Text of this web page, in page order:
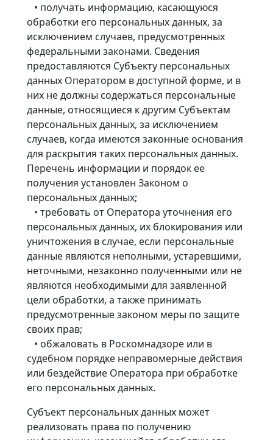
• получать информацию, касающуюся
обработки его персональных данных, за
исключением случаев, предусмотренных
федеральными законами. Сведения
предоставляются Субъекту персональных
данных Оператором в доступной форме, и в
них не должны содержаться персональные
данные, относящиеся к другим Субъектам
персональных данных, за исключением
случаев, когда имеются законные основания
для раскрытия таких персональных данных.
Перечень информации и порядок ее
получения установлен Законом о
персональных данных;
• требовать от Оператора уточнения его
персональных данных, их блокирования или
уничтожения в случае, если персональные
данные являются неполными, устаревшими,
неточными, незаконно полученными или не
являются необходимыми для заявленной
цели обработки, а также принимать
предусмотренные законом меры по защите
своих прав;
• обжаловать в Роскомнадзоре или в
судебном порядке неправомерные действия
или бездействие Оператора при обработке
его персональных данных.
Субъект персональных данных может
реализовать права по получению